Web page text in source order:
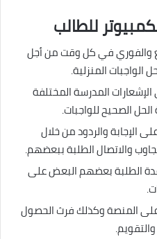
للطالب
والفوري في كل وقت من أجل
المنزلية.
المدرسة المختلفة
الصحيح للواجبات.
الإجابة والردود من خلال
والاتصال الطلبة ببعضهم.
الطلبة بعضهم البعض على
المنصة وكذلك فرث الحصول